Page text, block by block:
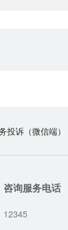
投诉（微信端）
咨询服务电话
12345